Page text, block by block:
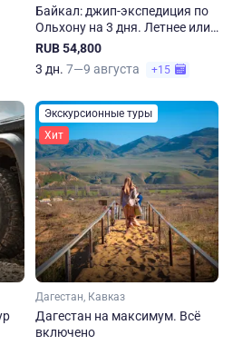
Байкал: джип-экспедиция по
Ольхону на 3 дня. Летнее или
осеннее приключение
RUB 54,800
3 дн. 7—9 августа +15
Экскурсионные туры
Хит
Дагестан, Кавказ
Дагестан на максимум. Вcё
включено